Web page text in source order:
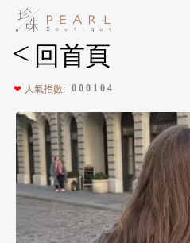
< 回首頁
❤ 人氣指數: 0 0 0 1 0 4